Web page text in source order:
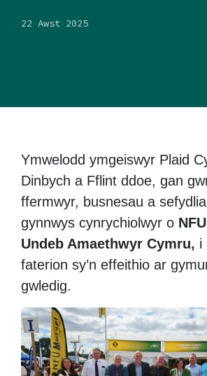
22 Awst 2025
Ymwelodd ymgeiswyr Plaid
Dinbych a Fflint ddoe, gan
ffermwyr, busnesau a
gynnwys cynrychiolwyr o
Undeb Amaethwyr Cymru, i
faterion sy’n effeithio ar
gwledig.